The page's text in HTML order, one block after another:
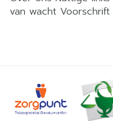
van wacht Voorschrift